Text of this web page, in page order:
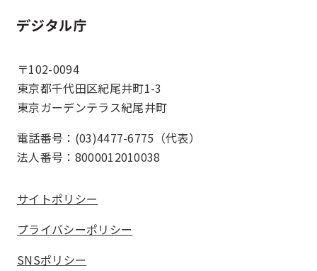
ホーム
〒102-0094
東京都千代田区紀尾井町1-3
東京ガーデンテラス紀尾井町
電話番号：(03)4477-6775（代表）
法人番号：8000012010038
サイトポリシー
プライバシーポリシー
SNSポリシー